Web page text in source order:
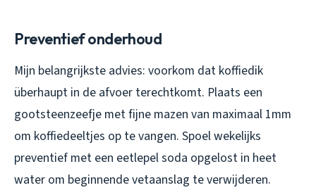
Preventief onderhoud
Mijn belangrijkste advies: voorkom dat koffiedik
überhaupt in de afvoer terechtkomt. Plaats een
gootsteenzeefje met fijne mazen van maximaal 1mm
om koffiedeeltjes op te vangen. Spoel wekelijks
preventief met een eetlepel soda opgelost in heet
water om beginnende vetaanslag te verwijderen.